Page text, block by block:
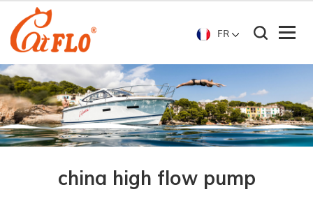
FR
china high flow pump